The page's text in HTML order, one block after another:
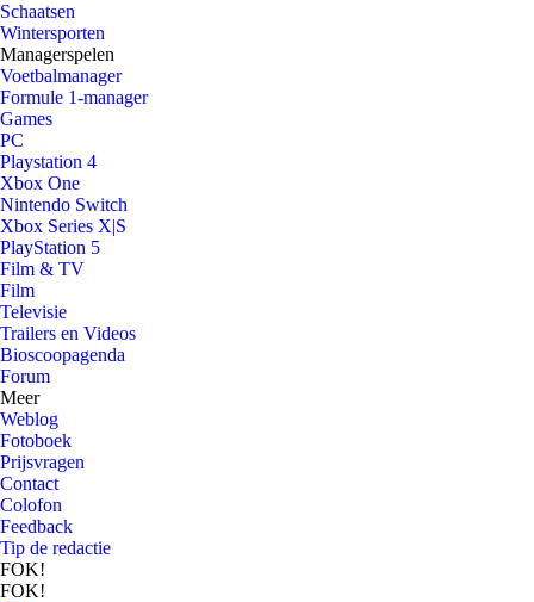
Schaatsen
Wintersporten
Managerspelen
Voetbalmanager
Formule 1-manager
Games
PC
Playstation 4
Xbox One
Nintendo Switch
Xbox Series X|S
PlayStation 5
Film & TV
Film
Televisie
Trailers en Videos
Bioscoopagenda
Forum
Meer
Weblog
Fotoboek
Prijsvragen
Contact
Colofon
Feedback
Tip de redactie
FOK!
FOK!